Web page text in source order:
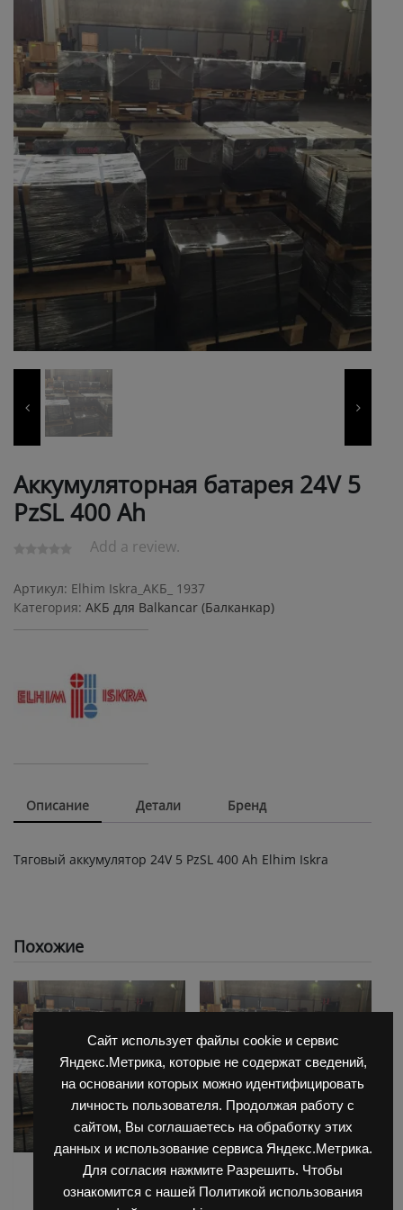
Сайт использует файлы cookie и сервис
Яндекс.Метрика, которые не содержат сведений,
на основании которых можно идентифицировать
личность пользователя. Продолжая работу с
сайтом, Вы соглашаетесь на обработку этих
данных и использование сервиса Яндекс.Метрика.
Для согласия нажмите Разрешить. Чтобы
ознакомится с нашей Политикой использования
Аккумуляторная батарея 24V 5
PzSL 400 Ah
Add a review.
Артикул: Elhim Iskra_АКБ_ 1937
Категория: АКБ для Balkanсar (Балканкар)
Описание Детали Бренд
Тяговый аккумулятор 24V 5 PzSL 400 Ah Elhim Iskra
Похожие
АКБ для Balkanсar
(Балканкар)
АКБ для Balkanсar
(Балканкар)